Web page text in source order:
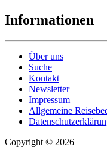
Informationen
Über uns
Suche
Kontakt
Newsletter
Impressum
Allgemeine
Copyright © 2026